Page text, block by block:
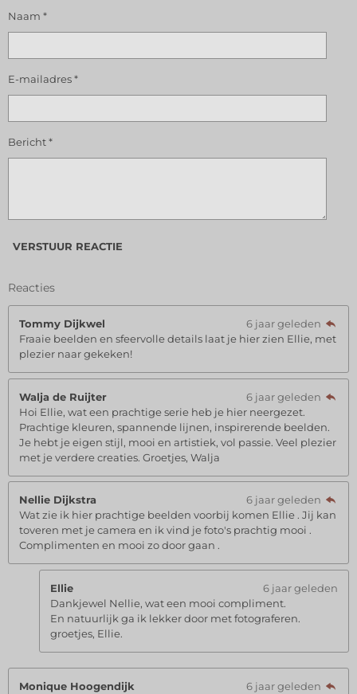
Naam *
E-mailadres *
Bericht *
VERSTUUR REACTIE
Reacties
Tommy Dijkwel
6 jaar geleden
Fraaie beelden en sfeervolle details laat je hier zien Ellie, met
plezier naar gekeken!
Walja de Ruijter
6 jaar geleden
Hoi Ellie, wat een prachtige serie heb je hier neergezet.
Prachtige kleuren, spannende lijnen, inspirerende beelden.
Je hebt je eigen stijl, mooi en artistiek, vol passie. Veel plezier
met je verdere creaties. Groetjes, Walja
Nellie Dijkstra
6 jaar geleden
Wat zie ik hier prachtige beelden voorbij komen Ellie . Jij kan
toveren met je camera en ik vind je foto's prachtig mooi .
Complimenten en mooi zo door gaan .
Ellie
6 jaar geleden
Dankjewel Nellie, wat een mooi compliment.
En natuurlijk ga ik lekker door met fotograferen.
groetjes, Ellie.
Monique Hoogendijk
6 jaar geleden